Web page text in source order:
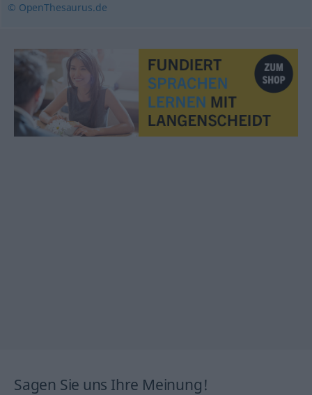
© OpenThesaurus.de
Sagen Sie uns Ihre Meinung!